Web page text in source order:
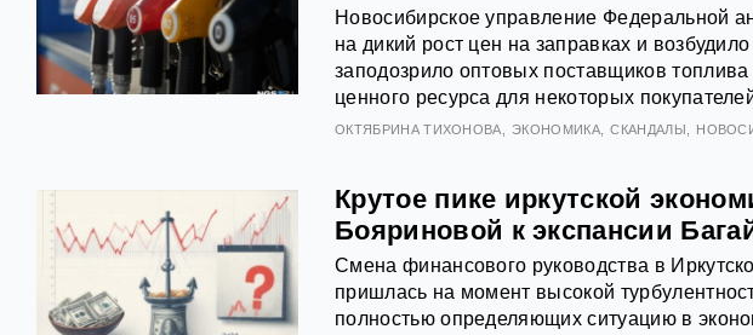
Новосибирское управление Федеральной
на дикий рост цен на заправках и
заподозрило оптовых поставщиков
ценного ресурса для некоторых
ОКТЯБРИНА ТИХОНОВА ЭКОНОМИКА СКАНДАЛЫ
Крутое пике иркутской
Бояриновой к экспансии
Смена финансового руководства в
пришлась на момент высокой
полностью определяющих ситуацию в